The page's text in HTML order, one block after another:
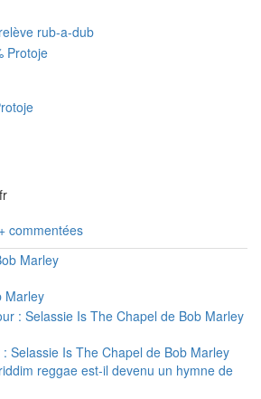
rub-a-dub
commentées
Marley
Selassie Is The Chapel de Bob Marley